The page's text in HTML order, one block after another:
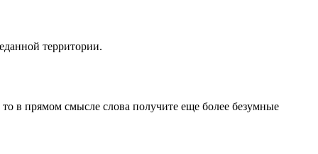
территории.
в прямом смысле слова получите еще более безумные